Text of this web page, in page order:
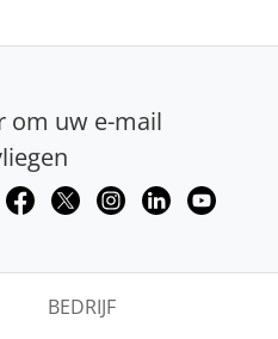
om uw e-mail
BEDRIJF